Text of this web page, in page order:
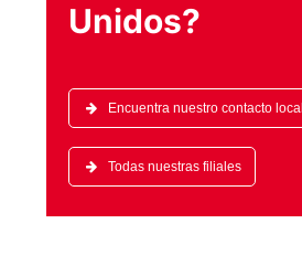
Unidos?
Encuentra nuestro contacto local
Todas nuestras filiales